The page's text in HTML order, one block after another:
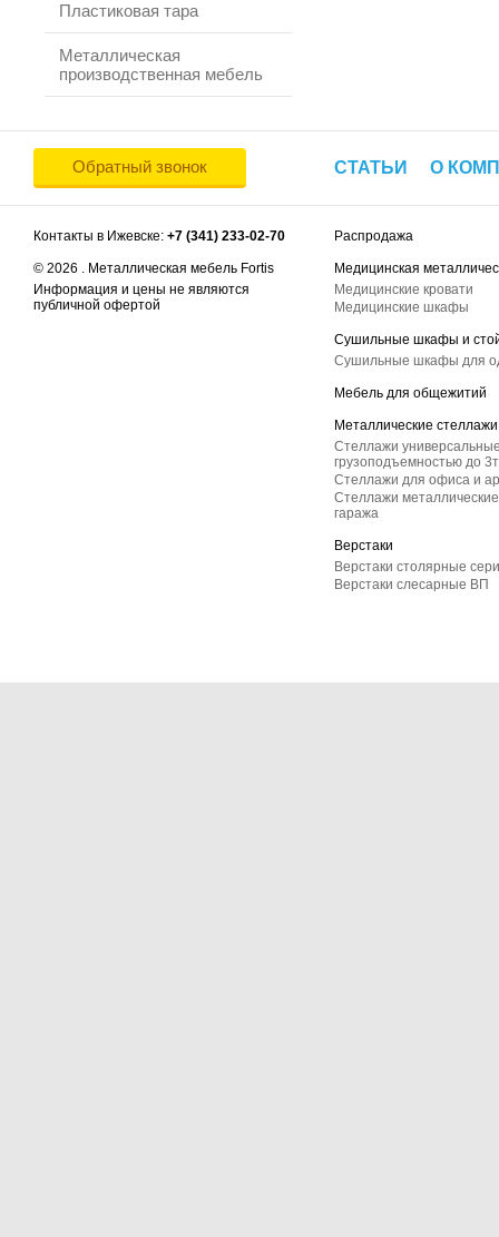
Пластиковая тара
Металлическая
производственная мебель
Обратный звонок СТАТЬИ О
Контакты в Ижевске: +7 (341) 233-02-70
© 2026 . Металлическая мебель Fortis
Информация и цены не являются
публичной офертой
Распродажа
Медицинская
Медицинские кровати
Медицинские шкафы
Сушильные шкафы и
Сушильные шкафы для
Мебель для общежитий
Металлические стеллажи
Стеллажи
грузоподъемностью до
Стеллажи для офиса и
Стеллажи
гаража
Верстаки
Верстаки столярные
Верстаки слесарные ВП